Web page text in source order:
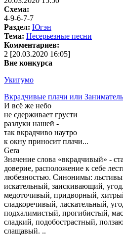
Схема:
4-9-6-7-7
Раздел: Югэн
Тема: Несерьезные песни
Комментариев:
2 [20.03.2020 16:05]
Вне конкурса
Укигумо
Вкрадчивые плачи или
И всё же небо
не сдерживает грусти
разлуки нашей -
так вкрадчиво наутро
к окну приносит плачи...
Gera
Значение слова «вкрадчивый» -
доверие, расположение к себе
любезностью. Синонимы:
искательный, заискивающий,
медоточивый, придворный,
сладкоречивый, ласкательный,
подхалимистый, прогибистый,
сладкий, подобострастный,
слащавый. ..